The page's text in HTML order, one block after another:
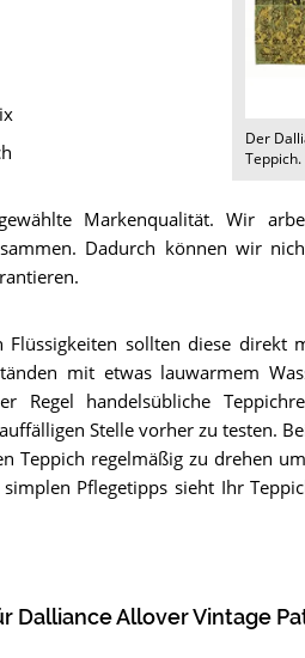
Der
Teppich.
Markenqualität. Wir
Dadurch können wir
Flüssigkeiten sollten diese direkt
mit etwas lauwarmem
Regel handelsübliche
Stelle vorher zu testen.
Teppich regelmäßig zu drehen
Pflegetipps sieht Ihr
Dalliance Allover Vintage